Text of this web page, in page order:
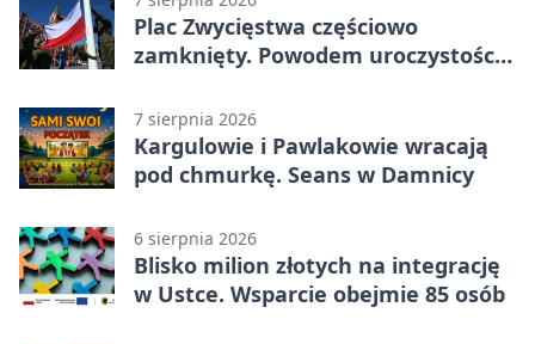
Plac Zwycięstwa częściowo
zamknięty. Powodem uroczystości
7 sierpnia 2026
Kargulowie i Pawlakowie wracają
pod chmurkę. Seans w Damnicy
6 sierpnia 2026
Blisko milion złotych na integrację
w Ustce. Wsparcie obejmie 85 osób